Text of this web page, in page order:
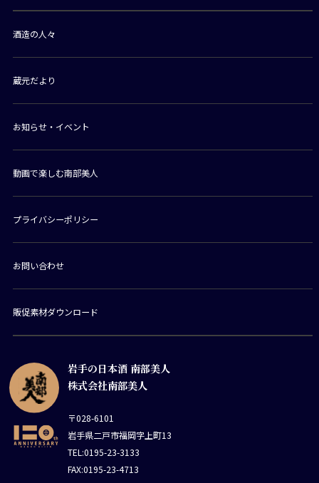
岩手の日本酒 南部美人
株式会社南部美人
〒028-6101
岩手県二戸市福岡字上町13
TEL:0195-23-3133
FAX:0195-23-4713
酒造の人々
蔵元だより
お知らせ・イベント
動画で楽しむ南部美人
プライバシーポリシー
お問い合わせ
販促素材ダウンロード